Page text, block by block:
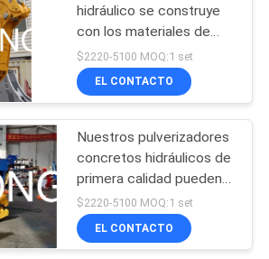
abandono
hidráulico se construye
con los materiales de
alta calidad, él es
compatible con una
amplia gama de
$2220-5100 MOQ:1 set
EL CONTACTO
Nuestros pulverizadores
concretos hidráulicos de
primera calidad pueden
ayudarle a aumentar la
eficacia de su trabajo de
demolición.
$2220-5100 MOQ:1 set
EL CONTACTO